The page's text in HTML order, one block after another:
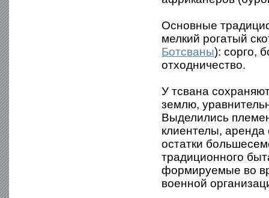
Основные
мелкий рогатый
Ботсваны): сорго,
отходничество.
У тсвана
землю,
Выделились
клиентелы,
остатки
традиционного
формируемые во
военной